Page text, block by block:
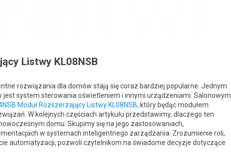
Listwy KL08NSB
rozwiązania dla domów stają się coraz bardziej popularne. Jednym
system sterowania oświetleniem i innymi urządzeniami. Salonowym
Moduł Rozszerzający Listwy KL08NSB, który będąc modułem
W kolejnych częściach artykułu przedstawimy, dlaczego ten
domu. Skupimy się na jego zastosowaniach,
w systemach inteligentnego zarządzania. Zrozumienie roli,
automatyzacji, pozwoli czytelnikom na świadome decyzje dotyczące